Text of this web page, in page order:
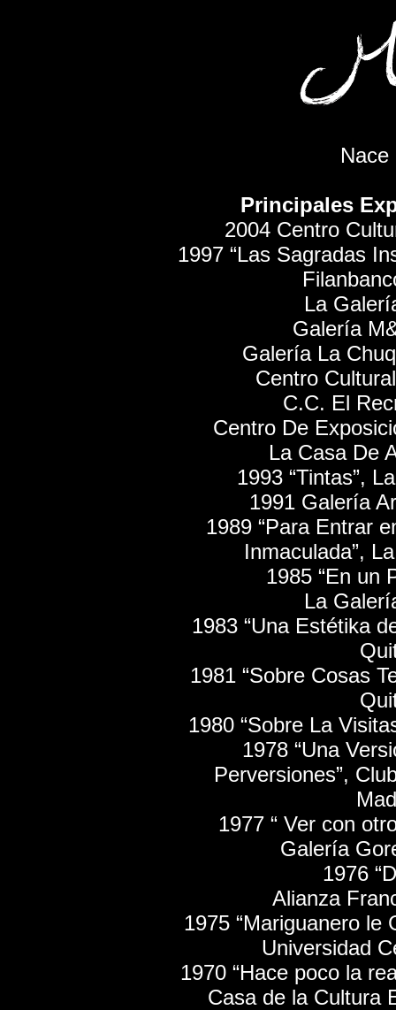
Nace
Principales
2004 Centro
1997 “Las Sagradas
La
Galería
Galería La
Centro
C.C. El
Centro De
La Casa De
1993 “Tintas”,
1991 Galería
1989 “Para Entrar
Inmaculada”,
1985 “En un
La
1983 “Una Estétika
1981 “Sobre Cosas
1980 “Sobre La
1978 “Una
Perversiones”,
1977 “ Ver con
Galería
1976
Alianza
1975 “Mariguanero le
Universidad
1970 “Hace poco la
Casa de la Cultura